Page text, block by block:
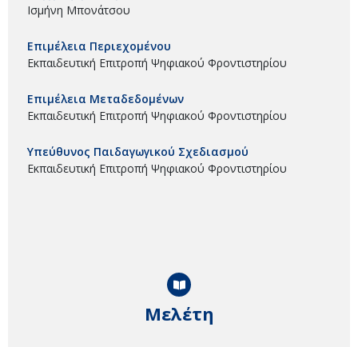
Μελέτη
Ισμήνη Μπονάτσου
Επιμέλεια Περιεχομένου
Εκπαιδευτική Επιτροπή Ψηφιακού Φροντιστηρίου
Επιμέλεια Μεταδεδομένων
Εκπαιδευτική Επιτροπή Ψηφιακού Φροντιστηρίου
Υπεύθυνος Παιδαγωγικού Σχεδιασμού
Εκπαιδευτική Επιτροπή Ψηφιακού Φροντιστηρίου